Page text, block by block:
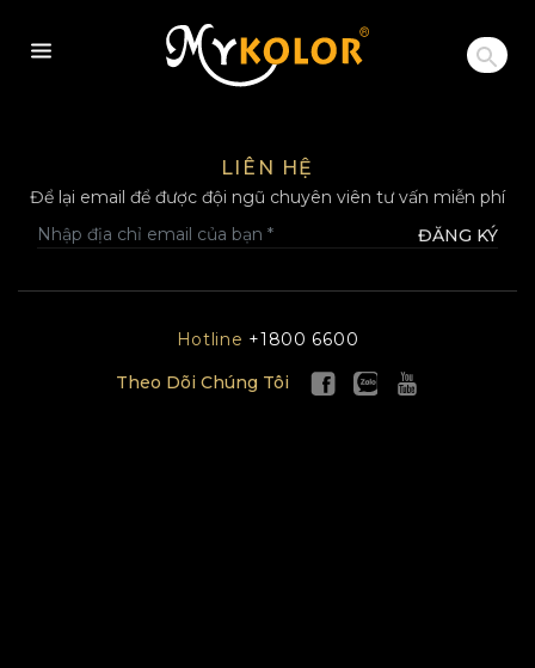
MYKOLOR
LIÊN HỆ
Để lại email để được đội ngũ chuyên viên tư vấn miễn phí
ĐĂNG KÝ
Hotline +1800 6600
Theo Dõi Chúng Tôi